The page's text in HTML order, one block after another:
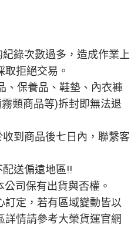
「AFTEE先享後付」服務完成之交
料，並將交易相關給付款項請求債
人或監護人之同意方可使用
引起之損失，本公司不負相關責
個別帳號之用戶狀況，依本公司即
不足之情形，本公司將視審查結果
訊註冊。若發現惡意使用之情形，
之使用額度並採取法律行動。
錄次數過多，造成作業上
拒絕交易。
、保養品、鞋墊、內衣褲
類商品等)拆封即無法退
到商品後七日內，聯繫客
送偏遠地區!!
司保有出貨與否權。
定，若有區域變動皆以
詳情請參考大榮貨運官網